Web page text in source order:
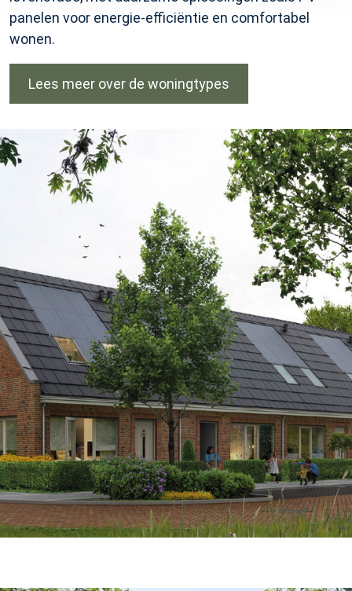
panelen voor energie-efficiëntie en comfortabel
wonen.
Lees meer over de woningtypes